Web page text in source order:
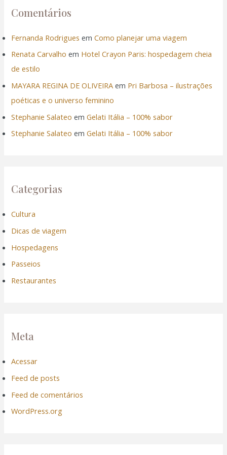
Comentários
Fernanda Rodrigues emComo planejar uma viagem
Renata Carvalho em Hotel Crayon Paris: hospedagem cheia
de estilo
MAYARA REGINA DE OLIVEIRA em Pri Barbosa – ilustrações
poéticas e o universo feminino
Stephanie Salateo emGelati Itália – 100% sabor
Stephanie Salateo emGelati Itália – 100% sabor
Categorias
Cultura
Dicas de viagem
Hospedagens
Passeios
Restaurantes
Meta
Acessar
Feed de posts
Feed de comentários
WordPress.org